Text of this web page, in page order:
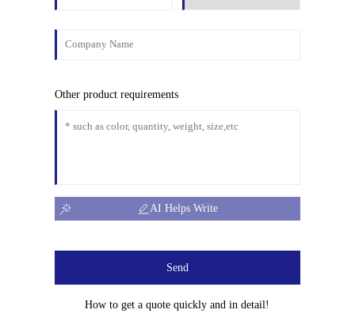
Other product requirements
AI Helps Write
Send
How to get a quote quickly and in detail!